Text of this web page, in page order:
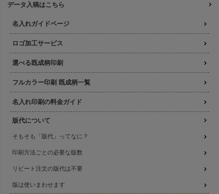
データ入稿はこちら
名入れガイドページ
ロゴ加工サービス
選べる既成柄印刷
フルカラー印刷 既成柄一覧
名入れ印刷の料金ガイド
版代について
そもそも「版代」ってなに？
印刷方法ごとの必要な版数
リピート注文の版代は不要
版は使いまわせます